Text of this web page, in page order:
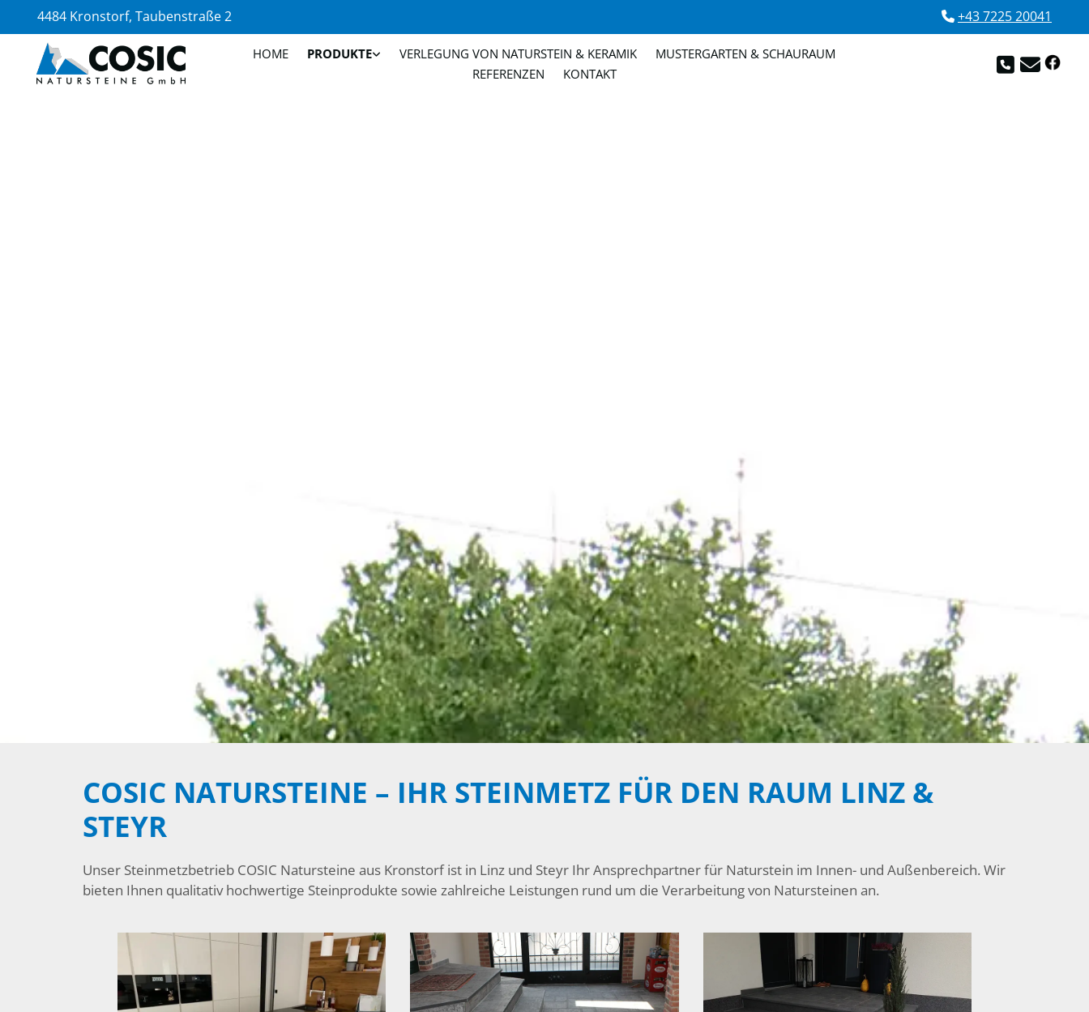
4484 Kronstorf, Taubenstraße 2  +43 7225 20041
HOME PRODUKTE VERLEGUNG VON NATURSTEIN & KERAMIK
MUSTERGARTEN & SCHAURAUM
REFERENZEN
KONTAKT  
COSIC NATURSTEINE – IHR STEINMETZ FÜR DEN RAUM LINZ &
STEYR
Unser Steinmetzbetrieb COSIC Natursteine aus Kronstorf ist in Linz und Steyr Ihr Ansprechpartner für Naturstein im Innen- und Außenbereich. Wir
bieten Ihnen qualitativ hochwertige Steinprodukte sowie zahlreiche Leistungen rund um die Verarbeitung von Natursteinen an.